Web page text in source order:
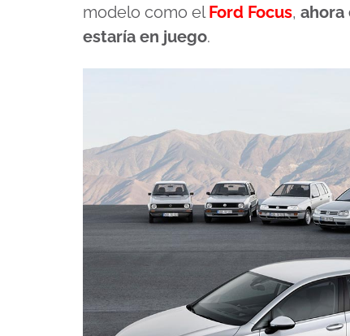
modelo como elFord Focus, ahora
estaría en juego.